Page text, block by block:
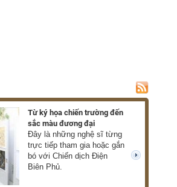
Từ ký họa chiến trường đến
sắc màu đương đại
Đây là những nghệ sĩ từng
trực tiếp tham gia hoặc gắn
bó với Chiến dịch Điện
Biên Phủ.
next